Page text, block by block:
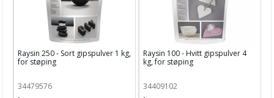
Raysin 250 - Sort gipspulver 1 kg,
for støping
34479576
Raysin 100 - Hvitt gipspulver 4
kg, for støping
34409102